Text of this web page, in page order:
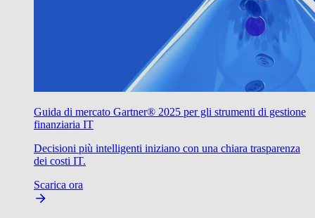
Guida di mercato Gartner® 2025 per gli strumenti di gestione
finanziaria IT
Decisioni più intelligenti iniziano con una chiara trasparenza
dei costi IT.
Scarica ora